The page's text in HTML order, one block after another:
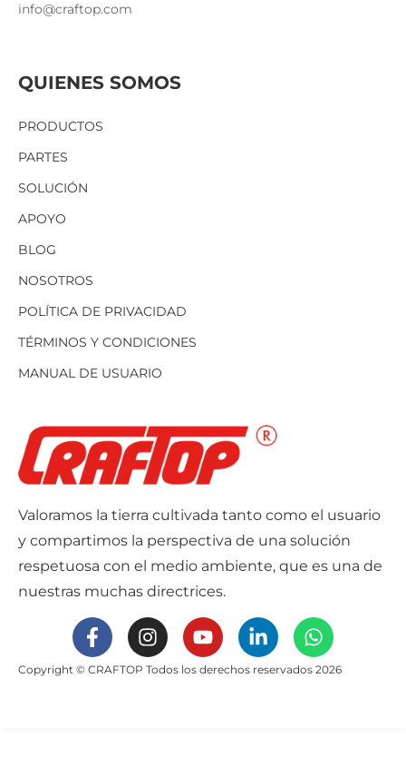
Valoramos la tierra cultivada tanto como el usuario
y compartimos la perspectiva de una solución
respetuosa con el medio ambiente, que es una de
nuestras muchas directrices.
Copyright © CRAFTOP Todos los derechos reservados 2026
QUIENES SOMOS
PRODUCTOS
PARTES
SOLUCIÓN
APOYO
BLOG
NOSOTROS
POLÍTICA DE PRIVACIDAD
TÉRMINOS Y CONDICIONES
MANUAL DE USUARIO
info@craftop.com